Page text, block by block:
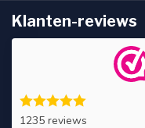
Klanten-reviews
1235 reviews